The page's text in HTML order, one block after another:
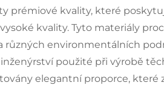
prémiové kvality, které
kvality. Tyto materiály
různých environmentálních
použité při výrobě
elegantní proporce, které